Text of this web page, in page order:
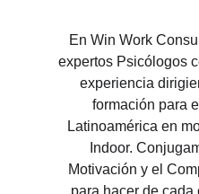
En Win Work
expertos Psicólogos
experiencia
formación para
Latinoamérica en
Indoor.
Motivación y el
para hacer de cada